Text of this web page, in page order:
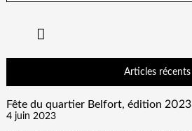
Articles récents
Fête du quartier Belfort, édition 2023
4 juin 2023